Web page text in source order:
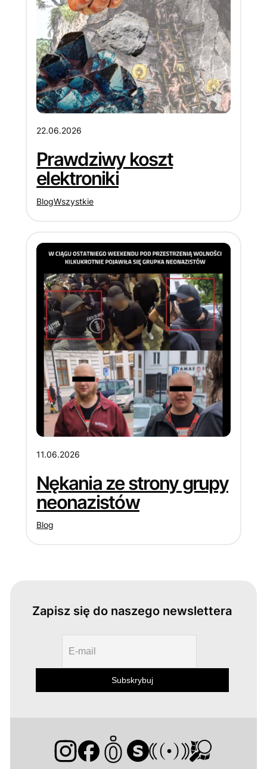
22.06.2026
Prawdziwy koszt
elektroniki
BlogWszystkie
11.06.2026
Nękania ze strony grupy
neonazistów
Blog
Zapisz się do naszego newslettera